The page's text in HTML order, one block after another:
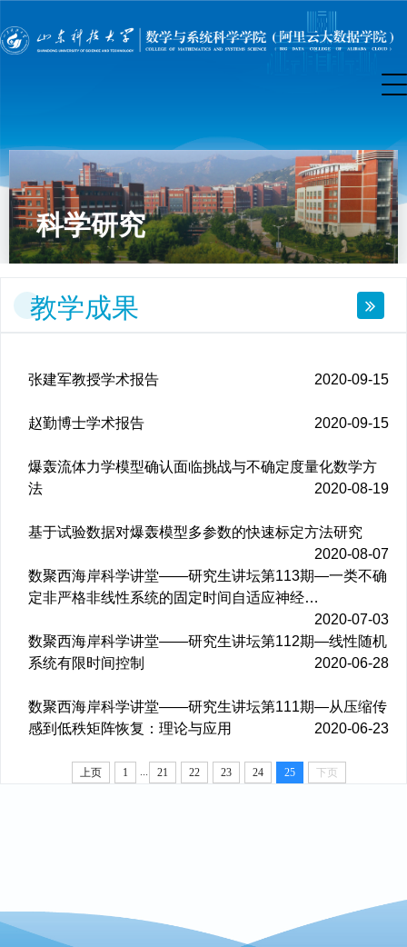
科学研究
教学成果
张建军教授学术报告 2020-09-15
赵勤博士学术报告 2020-09-15
爆轰流体力学模型确认面临挑战与不确定度量化数学方
法
2020-08-19
基于试验数据对爆轰模型多参数的快速标定方法研究
2020-08-07
数聚西海岸科学讲堂——研究生讲坛第113期—一类不确
定非严格非线性系统的固定时间自适应神经…
2020-07-03
数聚西海岸科学讲堂——研究生讲坛第112期—线性随机
系统有限时间控制
2020-06-28
数聚西海岸科学讲堂——研究生讲坛第111期—从压缩传
感到低秩矩阵恢复：理论与应用
2020-06-23
上页 1 ... 21 22 23 24 25 下页